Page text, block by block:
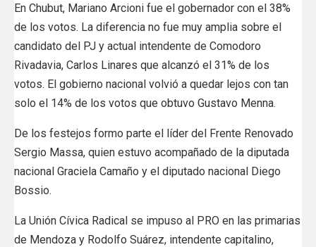
En Chubut, Mariano Arcioni fue el gobernador con el 38%
de los votos. La diferencia no fue muy amplia sobre el
candidato del PJ y actual intendente de Comodoro
Rivadavia, Carlos Linares que alcanzó el 31% de los
votos. El gobierno nacional volvió a quedar lejos con tan
solo el 14% de los votos que obtuvo Gustavo Menna.
De los festejos formo parte el líder del Frente Renovado
Sergio Massa, quien estuvo acompañado de la diputada
nacional Graciela Camaño y el diputado nacional Diego
Bossio.
La Unión Cívica Radical se impuso al PRO en las primarias
de Mendoza y Rodolfo Suárez, intendente capitalino,